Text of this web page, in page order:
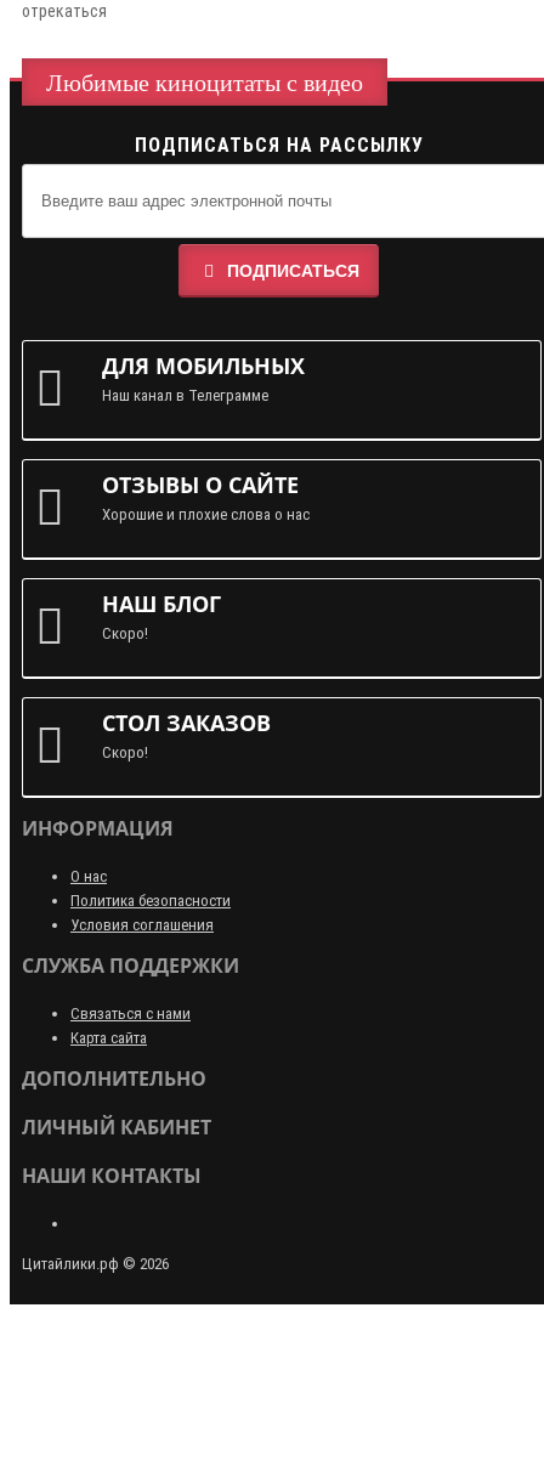
отрекаться
Любимые киноцитаты с видео
ПОДПИСАТЬСЯ НА РАССЫЛКУ
ПОДПИСАТЬСЯ
ДЛЯ МОБИЛЬНЫХ
Наш канал в Телеграмме
ОТЗЫВЫ О САЙТЕ
Хорошие и плохие слова о нас
НАШ БЛОГ
Скоро!
СТОЛ ЗАКАЗОВ
Скоро!
ИНФОРМАЦИЯ
О нас
Политика безопасности
Условия соглашения
СЛУЖБА ПОДДЕРЖКИ
Связаться с нами
Карта сайта
ДОПОЛНИТЕЛЬНО
ЛИЧНЫЙ КАБИНЕТ
НАШИ КОНТАКТЫ
Цитайлики.рф © 2026